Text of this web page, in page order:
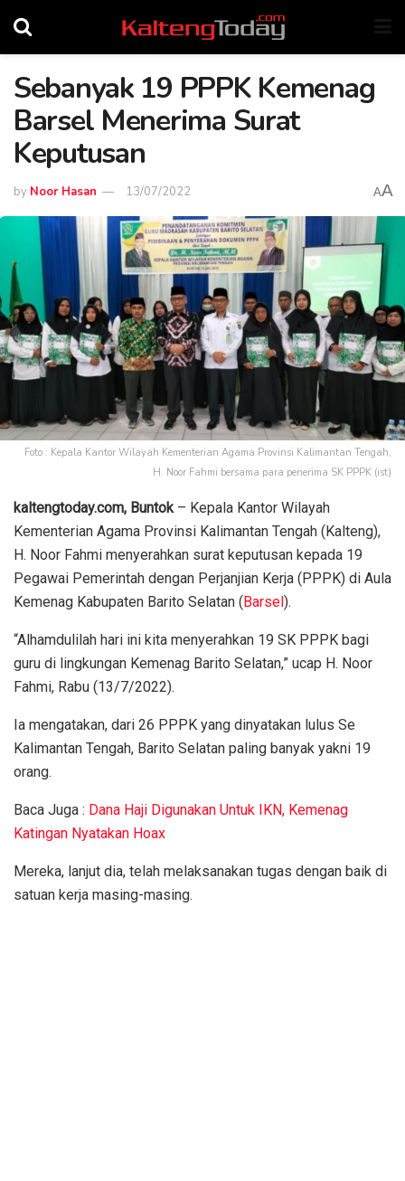
Sebanyak 19 PPPK Kemenag
Barsel Menerima Surat
Keputusan
by Noor Hasan 13/07/2022 AA
Foto : Kepala Kantor Wilayah Kementerian Agama Provinsi Kalimantan Tengah,
H. Noor Fahmi bersama para penerima SK PPPK (ist)
kaltengtoday.com, Buntok – Kepala Kantor Wilayah
Kementerian Agama Provinsi Kalimantan Tengah (Kalteng),
H. Noor Fahmi menyerahkan surat keputusan kepada 19
Pegawai Pemerintah dengan Perjanjian Kerja (PPPK) di Aula
Kemenag Kabupaten Barito Selatan (Barsel).
“Alhamdulilah hari ini kita menyerahkan 19 SK PPPK bagi
guru di lingkungan Kemenag Barito Selatan,” ucap H. Noor
Fahmi, Rabu (13/7/2022).
Ia mengatakan, dari 26 PPPK yang dinyatakan lulus Se
Kalimantan Tengah, Barito Selatan paling banyak yakni 19
orang.
Baca Juga : Dana Haji Digunakan Untuk IKN, Kemenag
Katingan Nyatakan Hoax
Mereka, lanjut dia, telah melaksanakan tugas dengan baik di
satuan kerja masing-masing.